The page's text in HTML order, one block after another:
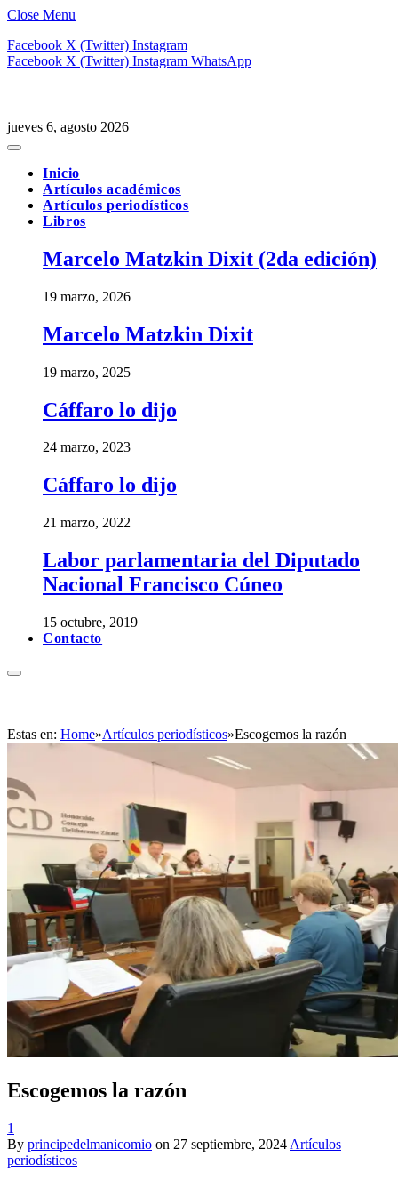
Close Menu
Facebook X (Twitter) Instagram
Facebook X (Twitter) Instagram WhatsApp
jueves 6, agosto 2026
Inicio
Artículos académicos
Artículos periodísticos
Libros
Marcelo Matzkin Dixit (2da edición)
19 marzo, 2026
Marcelo Matzkin Dixit
19 marzo, 2025
Cáffaro lo dijo
24 marzo, 2023
Cáffaro lo dijo
21 marzo, 2022
Labor parlamentaria del Diputado
Nacional Francisco Cúneo
15 octubre, 2019
Contacto
Estas en: Home»Artículos periodísticos»Escogemos la razón
Escogemos la razón
1
By principedelmanicomio on 27 septiembre, 2024 Artículos
periodísticos